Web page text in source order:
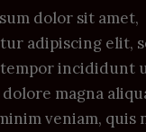
dolor sit amet,
adipiscing elit,
incididunt
magna
veniam, quis